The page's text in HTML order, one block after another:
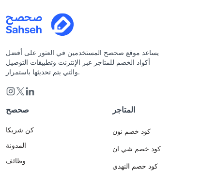
يساعد موقع صحصح المستخدمين في العثور على أفضل
أكواد الخصم للمتاجر عبر الإنترنت وتطبيقات التوصيل
والتي يتم تحديثها باستمرار.
صحصح
كن شريكا
المدونة
وظائف
المتاجر
كود خصم نون
كود خصم شي ان
كود خصم النهدي